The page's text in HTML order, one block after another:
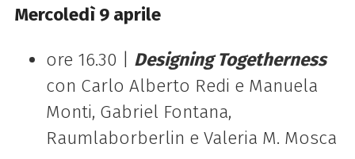
Mercoledì 9 aprile
ore 16.30 | Designing Togetherness
con Carlo Alberto Redi e Manuela
Monti, Gabriel Fontana,
Raumlaborberlin e Valeria M. Mosca